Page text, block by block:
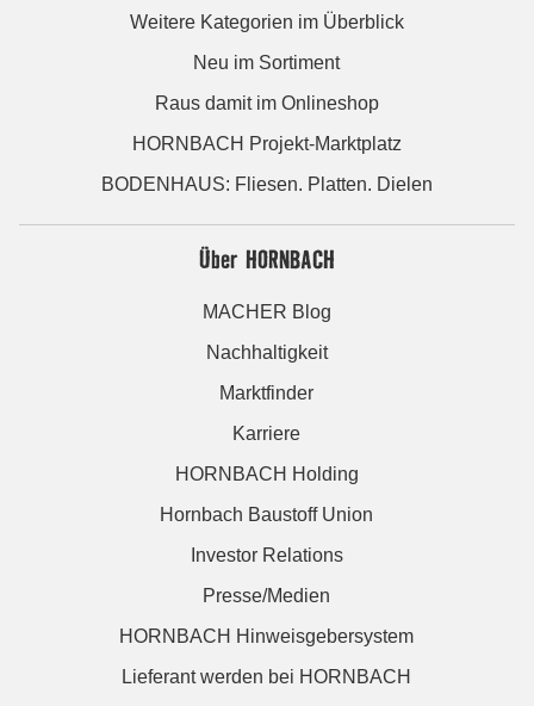
Weitere Kategorien im Überblick
Neu im Sortiment
Raus damit im Onlineshop
HORNBACH Projekt-Marktplatz
BODENHAUS: Fliesen. Platten. Dielen
Über HORNBACH
MACHER Blog
Nachhaltigkeit
Marktfinder
Karriere
HORNBACH Holding
Hornbach Baustoff Union
Investor Relations
Presse/Medien
HORNBACH Hinweisgebersystem
Lieferant werden bei HORNBACH